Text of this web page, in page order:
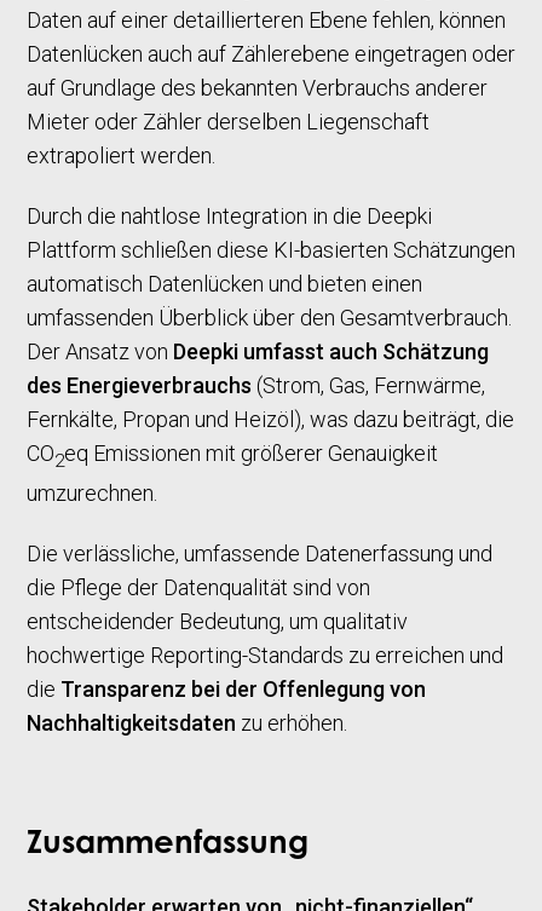
Daten auf einer detaillierteren Ebene fehlen, können
Datenlücken auch auf Zählerebene eingetragen oder
auf Grundlage des bekannten Verbrauchs anderer
Mieter oder Zähler derselben Liegenschaft
extrapoliert werden.
Durch die nahtlose Integration in die Deepki
Plattform schließen diese KI-basierten Schätzungen
automatisch Datenlücken und bieten einen
umfassenden Überblick über den Gesamtverbrauch.
Der Ansatz von Deepki umfasst auch Schätzung
des Energieverbrauchs (Strom, Gas, Fernwärme,
Fernkälte, Propan und Heizöl), was dazu beiträgt, die
CO2eq Emissionen mit größerer Genauigkeit
umzurechnen.
Die verlässliche, umfassende Datenerfassung und
die Pflege der Datenqualität sind von
entscheidender Bedeutung, um qualitativ
hochwertige Reporting-Standards zu erreichen und
die Transparenz bei der Offenlegung von
Nachhaltigkeitsdaten zu erhöhen.
Zusammenfassung